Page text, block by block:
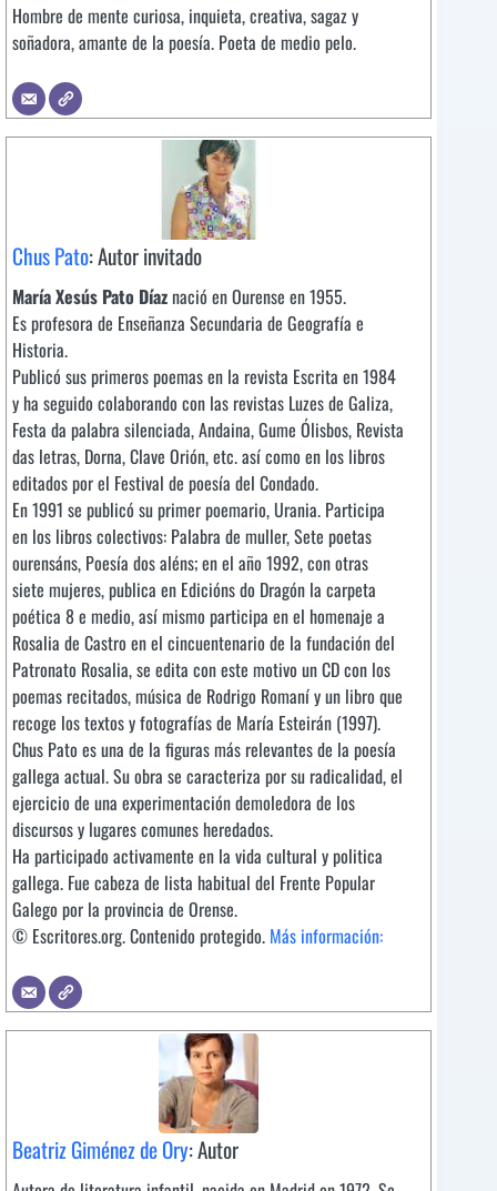
Hombre de mente curiosa, inquieta, creativa, sagaz y
soñadora, amante de la poesía. Poeta de medio pelo.
Chus Pato: Autor invitado
María Xesús Pato Díaznació en Ourense en 1955.
Es profesora de Enseñanza Secundaria de Geografía e
Historia.
Publicó sus primeros poemas en la revista Escrita en 1984
y ha seguido colaborando con las revistas Luzes de Galiza,
Festa da palabra silenciada, Andaina, Gume Ólisbos, Revista
das letras, Dorna, Clave Orión, etc. así como en los libros
editados por el Festival de poesía del Condado.
En 1991 se publicó su primer poemario, Urania. Participa
en los libros colectivos: Palabra de muller, Sete poetas
ourensáns, Poesía dos aléns; en el año 1992, con otras
siete mujeres, publica en Edicións do Dragón la carpeta
poética 8 e medio, así mismo participa en el homenaje a
Rosalia de Castro en el cincuentenario de la fundación del
Patronato Rosalia, se edita con este motivo un CD con los
poemas recitados, música de Rodrigo Romaní y un libro que
recoge los textos y fotografías de María Esteirán (1997).
Chus Pato es una de la figuras más relevantes de la poesía
gallega actual. Su obra se caracteriza por su radicalidad, el
ejercicio de una experimentación demoledora de los
discursos y lugares comunes heredados.
Ha participado activamente en la vida cultural y politica
gallega. Fue cabeza de lista habitual del Frente Popular
Galego por la provincia de Orense.
© Escritores.org. Contenido protegido. Más información:
Beatriz Giménez de Ory: Autor